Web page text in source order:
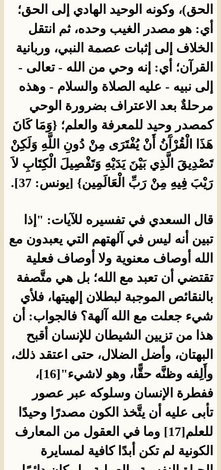
الحق)، وكونه الوحيد الهادي إلى الحق؛
أي: هو مصدر الغيب وحده، ثم انتقل
الخلاف إلى إثبات عصمة النبي، وربانية
القرآن؛ أي: إنه وحي من الله - تعالى -
إلى نبيه - عليه الصلاة والسلام - وهذه
مرحلةٌ بعد الاعتراف بضرورة الوحي
كمصدر وحيد للمعرفة والعلم؛ {وَمَا كَانَ
هَذَا الْقُرْآَنُ أَنْ يُفْتَرَى مِنْ دُونِ اللَّهِ وَلَكِنْ
تَصْدِيقَ الَّذِي بَيْنَ يَدَيْهِ وَتَفْصِيلَ الْكِتَابِ لاَ
رَيْبَ فِيهِ مِنْ رَبِّ الْعَالَمِين} [يونس: 37].
قال السعدي في تفسيره للآيات: "إذا
تبين أنه ليس في آلهتهم التي يعبدون مع
الله أوصاف معنوية ولا أوصاف فعلية
تقتضي أن تعبد مع الله؛ بل هي متَّصفة
بالنقائص الموجبة لبطلان إلهيتها، فلأي
شيء جعلت مع الله آلهة؟ فالجواب: أن
هذا من تزيين الشيطان للإنسان أقبح
البهتان، وأضل الضلال، حتى اعتقد ذلك،
وأَلِفه وظنَّه حقًّا، وهو لاشيء"[16]،
ففطرة الإنسان وسلوكه عبر عصور
تأبى عليه أن يتَّخذ الكون مصدرًا وحيدًا
للعلم[17] وما في العقول من المعارف
الكونية لم تكن أبدًا كافية لمسايرة